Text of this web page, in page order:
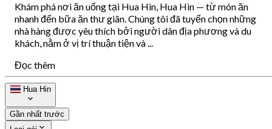
Khám phá nơi ăn uống tại Hua Hin, Hua Hin — từ món ăn
nhanh đến bữa ăn thư giãn. Chúng tôi đã tuyển chọn những
nhà hàng được yêu thích bởi người dân địa phương và du
khách, nằm ở vị trí thuận tiện và ...
Đọc thêm
Hua Hin
Gần nhất trước